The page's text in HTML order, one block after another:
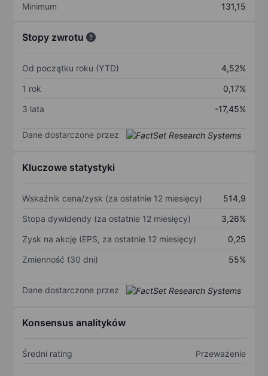
Minimum
131,15
Stopy zwrotu
Od początku roku (YTD)
4,52%
1 rok
0,17%
3 lata
-17,45%
Dane dostarczone przez
Kluczowe statystyki
Wskaźnik cena/zysk (za ostatnie 12 miesięcy)
514,9
Stopa dywidendy (za ostatnie 12 miesięcy)
3,26%
Zysk na akcję (EPS, za ostatnie 12 miesięcy)
0,25
Zmienność (30 dni)
55%
Dane dostarczone przez
Konsensus analityków
Średni rating Przeważenie